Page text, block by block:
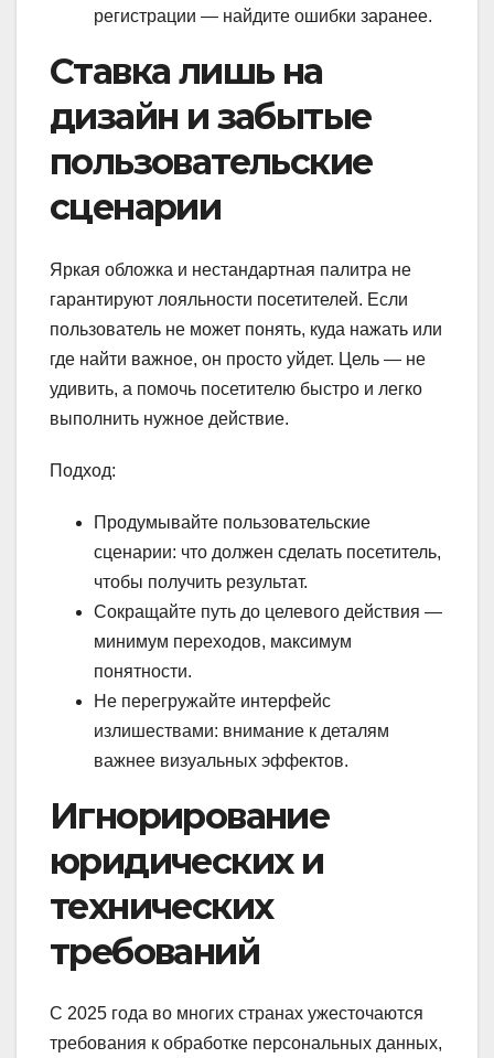
регистрации — найдите ошибки заранее.
Ставка лишь на
дизайн и забытые
пользовательские
сценарии
Яркая обложка и нестандартная палитра не
гарантируют лояльности посетителей. Если
пользователь не может понять, куда нажать или
где найти важное, он просто уйдет. Цель — не
удивить, а помочь посетителю быстро и легко
выполнить нужное действие.
Подход:
Продумывайте пользовательские
сценарии: что должен сделать посетитель,
чтобы получить результат.
Сокращайте путь до целевого действия —
минимум переходов, максимум
понятности.
Не перегружайте интерфейс
излишествами: внимание к деталям
важнее визуальных эффектов.
Игнорирование
юридических и
технических
требований
С 2025 года во многих странах ужесточаются
требования к обработке персональных данных,